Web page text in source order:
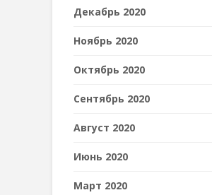
Декабрь 2020
Ноябрь 2020
Октябрь 2020
Сентябрь 2020
Август 2020
Июнь 2020
Март 2020